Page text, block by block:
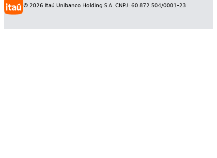
© 2026 Itaú Unibanco Holding S.A. CNPJ: 60.872.504/0001-23